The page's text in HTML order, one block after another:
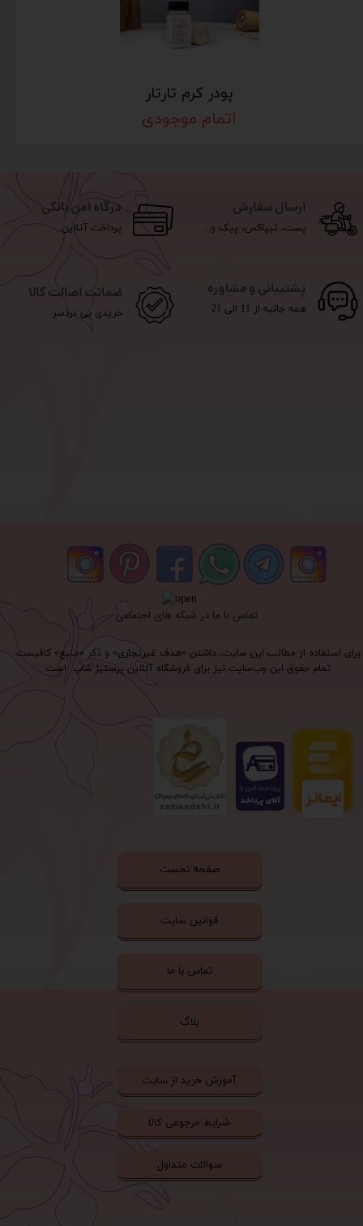
پودر کرم تارتار
اتمام موجودی
برای استفاده از مطالب این سایت، داشتن «هدف غیرتجاری» و ذکر «منبع» کافیست.
تمام حقوق اين وب‌سايت نیز برای فروشگاه آنلاین پرستیژ شاپ است.
ارسال سفارش
پست، تیپاکس، پیک و...
درگاه امن بانکی
پرداخت آنلاین
پشتیبانی و مشاوره
همه جانبه از 11 الی 21
ضمانت اصالت کالا
خریدی بی دردسر
تماس با ما در شبکه های اجتماعی
صفحه نخست
قوانین سایت
تماس با ما
بلاگ
آموزش خرید از سایت
شرایط مرجوعی کالا
سوالات متداول